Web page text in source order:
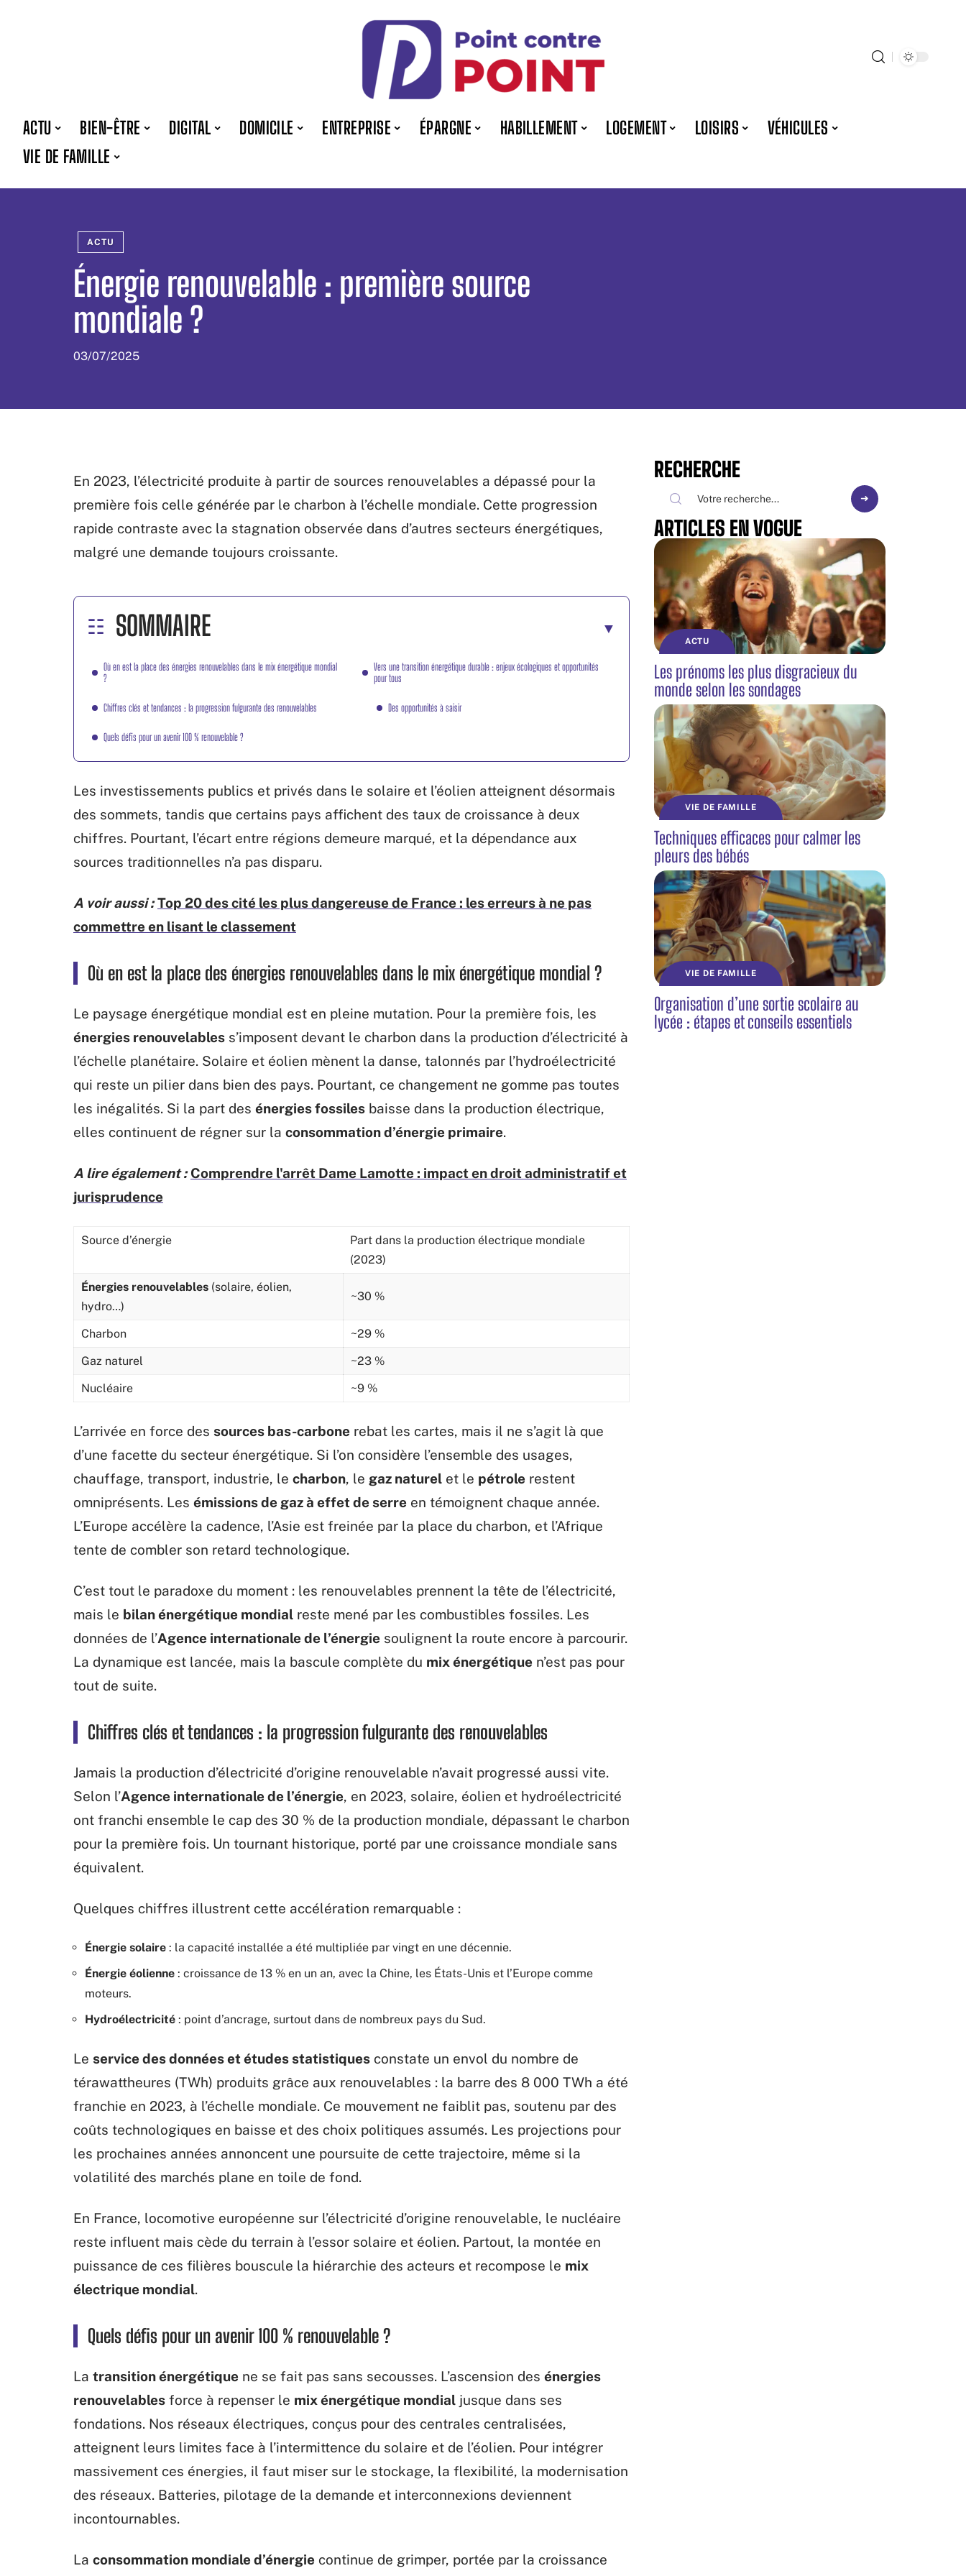
ACTU BIEN-ÊTRE DIGITAL DOMICILE ENTREPRISE ÉPARGNE HABILLEMENT LOGEMENT LOISIRS
VÉHICULES
VIE DE FAMILLE
ACTU
Énergie renouvelable : première source
mondiale ?
03/07/2025
En 2023, l’électricité produite à partir de sources renouvelables a dépassé pour la
première fois celle générée par le charbon à l’échelle mondiale. Cette progression
rapide contraste avec la stagnation observée dans d’autres secteurs énergétiques,
malgré une demande toujours croissante.
SOMMAIRE
Où en est la place des énergies renouvelables dans le mix énergétique mondial
?
Chiffres clés et tendances : la progression fulgurante des renouvelables
Quels défis pour un avenir 100 % renouvelable ?
Vers une transition énergétique durable : enjeux écologiques et opportunités
pour tous
Des opportunités à saisir
Les investissements publics et privés dans le solaire et l’éolien atteignent désormais
des sommets, tandis que certains pays affichent des taux de croissance à deux
chiffres. Pourtant, l’écart entre régions demeure marqué, et la dépendance aux
sources traditionnelles n’a pas disparu.
A voir aussi : Top 20 des cité les plus dangereuse de France : les erreurs à ne pas
commettre en lisant le classement
Où en est la place des énergies renouvelables dans le mix énergétique mondial ?
Le paysage énergétique mondial est en pleine mutation. Pour la première fois, les
énergies renouvelables s’imposent devant le charbon dans la production d’électricité à
l’échelle planétaire. Solaire et éolien mènent la danse, talonnés par l’hydroélectricité
qui reste un pilier dans bien des pays. Pourtant, ce changement ne gomme pas toutes
les inégalités. Si la part des énergies fossiles baisse dans la production électrique,
elles continuent de régner sur la consommation d’énergie primaire.
A lire également : Comprendre l'arrêt Dame Lamotte : impact en droit administratif et
jurisprudence
Source d’énergie
Part dans la production électrique mondiale
(2023)
Énergies renouvelables (solaire, éolien,
hydro…)
~30 %
Charbon
~29 %
Gaz naturel
~23 %
Nucléaire
~9 %
L’arrivée en force des sources bas-carbone rebat les cartes, mais il ne s’agit là que
d’une facette du secteur énergétique. Si l’on considère l’ensemble des usages,
chauffage, transport, industrie, le charbon, le gaz naturel et le pétrole restent
omniprésents. Les émissions de gaz à effet de serre en témoignent chaque année.
L’Europe accélère la cadence, l’Asie est freinée par la place du charbon, et l’Afrique
tente de combler son retard technologique.
C’est tout le paradoxe du moment : les renouvelables prennent la tête de l’électricité,
mais le bilan énergétique mondial reste mené par les combustibles fossiles. Les
données de l’Agence internationale de l’énergie soulignent la route encore à parcourir.
La dynamique est lancée, mais la bascule complète du mix énergétique n’est pas pour
tout de suite.
Chiffres clés et tendances : la progression fulgurante des renouvelables
Jamais la production d’électricité d’origine renouvelable n’avait progressé aussi vite.
Selon l’Agence internationale de l’énergie, en 2023, solaire, éolien et hydroélectricité
ont franchi ensemble le cap des 30 % de la production mondiale, dépassant le charbon
pour la première fois. Un tournant historique, porté par une croissance mondiale sans
équivalent.
Quelques chiffres illustrent cette accélération remarquable :
Énergie solaire : la capacité installée a été multipliée par vingt en une décennie.
Énergie éolienne : croissance de 13 % en un an, avec la Chine, les États-Unis et l’Europe comme
moteurs.
Hydroélectricité : point d’ancrage, surtout dans de nombreux pays du Sud.
Le service des données et études statistiques constate un envol du nombre de
térawattheures (TWh) produits grâce aux renouvelables : la barre des 8 000 TWh a été
franchie en 2023, à l’échelle mondiale. Ce mouvement ne faiblit pas, soutenu par des
coûts technologiques en baisse et des choix politiques assumés. Les projections pour
les prochaines années annoncent une poursuite de cette trajectoire, même si la
volatilité des marchés plane en toile de fond.
En France, locomotive européenne sur l’électricité d’origine renouvelable, le nucléaire
reste influent mais cède du terrain à l’essor solaire et éolien. Partout, la montée en
puissance de ces filières bouscule la hiérarchie des acteurs et recompose le mix
électrique mondial.
Quels défis pour un avenir 100 % renouvelable ?
La transition énergétique ne se fait pas sans secousses. L’ascension des énergies
renouvelables force à repenser le mix énergétique mondial jusque dans ses
fondations. Nos réseaux électriques, conçus pour des centrales centralisées,
atteignent leurs limites face à l’intermittence du solaire et de l’éolien. Pour intégrer
massivement ces énergies, il faut miser sur le stockage, la flexibilité, la modernisation
des réseaux. Batteries, pilotage de la demande et interconnexions deviennent
incontournables.
La consommation mondiale d’énergie continue de grimper, portée par la croissance
RECHERCHE
ARTICLES EN VOGUE
ACTU
Les prénoms les plus disgracieux du
monde selon les sondages
VIE DE FAMILLE
Techniques efficaces pour calmer les
pleurs des bébés
VIE DE FAMILLE
Organisation d’une sortie scolaire au
lycée : étapes et conseils essentiels